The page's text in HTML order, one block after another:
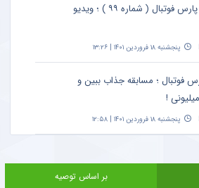
مسابقه جذاب و پر طرفدار پارس فوتبال ( شماره ۹۹ ) ؛ ویدیو
پنجشنبه ۱۸ فروردین ۱۴۰۱ | ۱۳:۲۶
فوتبال ؛ مسابقه جذاب ببین و
پنجشنبه ۱۸ فروردین ۱۴۰۱ | ۱۲:۵۸
بر اساس توصیه